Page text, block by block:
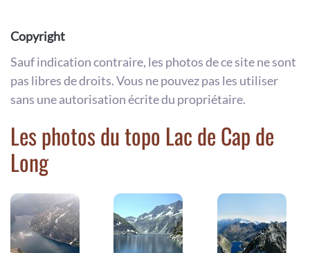
Copyright
Sauf indication contraire, les photos de ce site ne sont
pas libres de droits. Vous ne pouvez pas les utiliser
sans une autorisation écrite du propriétaire.
Les photos du topo Lac de Cap de
Long